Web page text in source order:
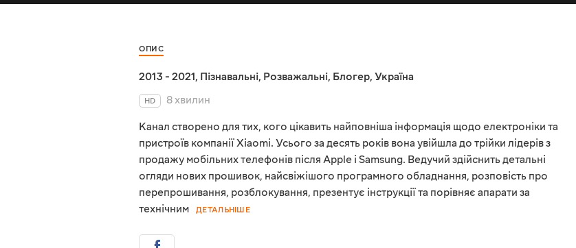
ОПИС
2013 - 2021, Пізнавальні, Розважальні, Блогер, Україна
HD
8 хвилин
Канал створено для тих, кого цікавить найповніша інформація щодо електроніки та
пристроїв компанії Xiaomi. Усього за десять років вона увійшла до трійки лідерів з
продажу мобільних телефонів після Apple і Samsung. Ведучий здійснить детальні
огляди нових прошивок, найсвіжішого програмного обладнання, розповість про
перепрошивання, розблокування, презентує інструкції та порівняє апарати за
технічним
ДЕТАЛЬНІШЕ